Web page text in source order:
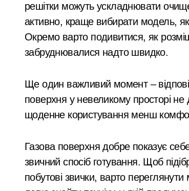
У Києві до 2029 року
Схема нелегального
решітки можуть ускладнювати
активно, краще вибирати модель,
Окремо варто подивитися, як
забруднювалися надто швидко.
Ще один важливий момент –
поверхня у невеликому просторі
щоденне користування менш
Газова поверхня добре показує
звичний спосіб готування. Щоб
побутові звички, варто